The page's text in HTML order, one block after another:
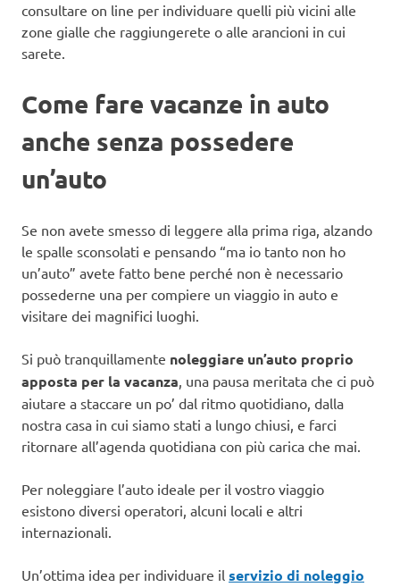
consultare on line per individuare quelli più vicini alle
zone gialle che raggiungerete o alle arancioni in cui
sarete.
Come fare vacanze in auto
anche senza possedere
un’auto
Se non avete smesso di leggere alla prima riga, alzando
le spalle sconsolati e pensando “ma io tanto non ho
un’auto” avete fatto bene perché non è necessario
possederne una per compiere un viaggio in auto e
visitare dei magnifici luoghi.
Si può tranquillamente noleggiare un’auto proprio
apposta per la vacanza, una pausa meritata che ci può
aiutare a staccare un po’ dal ritmo quotidiano, dalla
nostra casa in cui siamo stati a lungo chiusi, e farci
ritornare all’agenda quotidiana con più carica che mai.
Per noleggiare l’auto ideale per il vostro viaggio
esistono diversi operatori, alcuni locali e altri
internazionali.
Un’ottima idea per individuare il servizio di noleggio